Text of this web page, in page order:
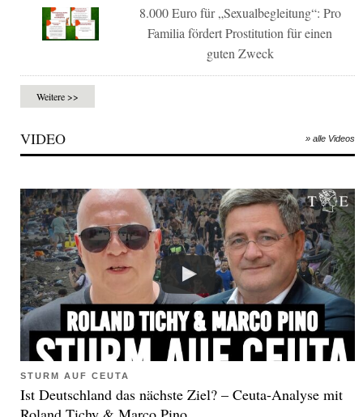
8.000 Euro für „Sexualbegleitung“: Pro
Familia fördert Prostitution für einen
guten Zweck
Weitere >>
VIDEO » alle Videos
STURM AUF CEUTA
Ist Deutschland das nächste Ziel? – Ceuta-Analyse mit